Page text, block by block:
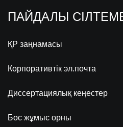
ПАЙДАЛЫ
ҚР заңнамасы
Корпоративтік эл.почта
Диссертациялық кеңестер
Бос жұмыс орны